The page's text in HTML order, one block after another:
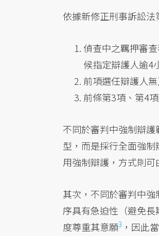
依據新修正刑事訴訟法
偵查中之羈押審
候指定辯護人逾4
前項選任辯護人
前條第3項、第4
不同於審判中強制辯護
型，而是採行全面強
用強制辯護，方式則可
其次，不同於審判中
序具有急迫性（避免
度尊重其意願3 ，因此